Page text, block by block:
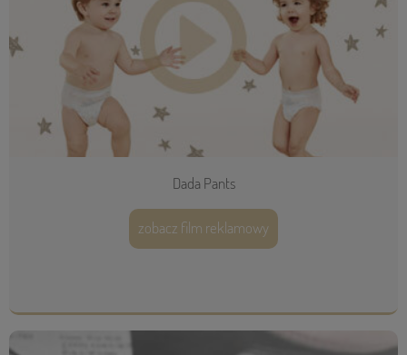
Dada Pants
zobacz film reklamowy